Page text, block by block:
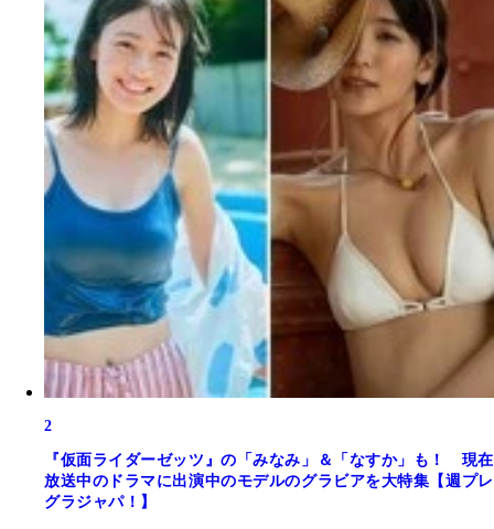
2
『仮面ライダーゼッツ』の「みなみ」＆「なすか」も！ 現在
放送中のドラマに出演中のモデルのグラビアを大特集【週プレ
グラジャパ！】